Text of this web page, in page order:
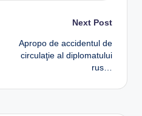
Next Post
Apropo de accidentul de
circulaţie al diplomatului
rus…